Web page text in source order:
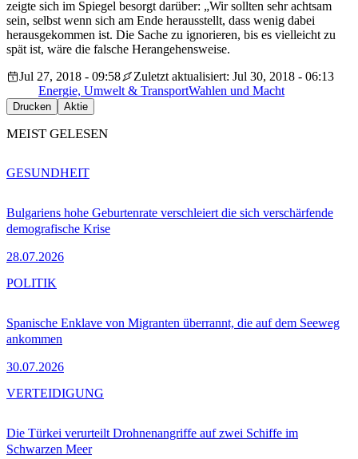
zeigte sich im Spiegel besorgt darüber: „Wir sollten sehr achtsam
sein, selbst wenn sich am Ende herausstellt, dass wenig dabei
herausgekommen ist. Die Sache zu ignorieren, bis es vielleicht zu
spät ist, wäre die falsche Herangehensweise.
Jul 27, 2018 - 09:58
Zuletzt aktualisiert: Jul 30, 2018 - 06:13
Energie, Umwelt & TransportWahlen und Macht
Drucken Aktie
MEIST GELESEN
Bulgariens hohe Geburtenrate verschleiert die sich verschärfende
demografische Krise
28.07.2026
GESUNDHEIT
Spanische Enklave von Migranten überrannt, die auf dem Seeweg
ankommen
30.07.2026
POLITIK
Die Türkei verurteilt Drohnenangriffe auf zwei Schiffe im
Schwarzen Meer
VERTEIDIGUNG